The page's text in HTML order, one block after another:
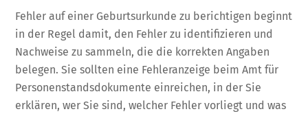
Fehler auf einer Geburtsurkunde zu berichtigen beginnt
in der Regel damit, den Fehler zu identifizieren und
Nachweise zu sammeln, die die korrekten Angaben
belegen. Sie sollten eine Fehleranzeige beim Amt für
Personenstandsdokumente einreichen, in der Sie
erklären, wer Sie sind, welcher Fehler vorliegt und was